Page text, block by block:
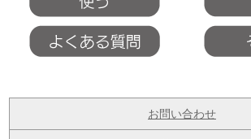
お問い合わせ